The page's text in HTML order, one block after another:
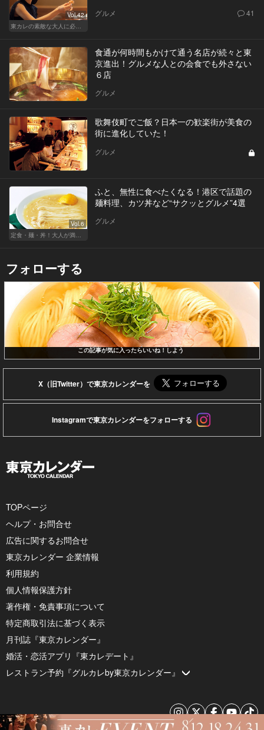
Vol.42
グルメ 41
食通が何時間もかけて通う名店が続々と東
京進出！グルメな人との会食でも外さない
６店
グルメ
歌舞伎町でご飯？日本一の歓楽街が美食の
街に進化していた！
グルメ
Vol.6
ふと、無性に食べたくなる！港区で話題の
麺料理、カツ丼など“サクッとグルメ”4選
グルメ
フォローする
この記事が気に入ったらいいね！しよう
X（旧Twitter）で東京カレンダーを
Instagramで東京カレンダーをフォローする
TOPページ
ヘルプ・お問合せ
広告に関するお問合せ
東京カレンダー 企業情報
利用規約
個人情報保護方針
著作権・免責事項について
特定商取引法に基づく表示
月刊誌『東京カレンダー』
婚活・恋活アプリ『東カレデート』
レストラン予約『グルカレby東京カレンダー』
© 2026 by Tokyo Calendar, Inc.